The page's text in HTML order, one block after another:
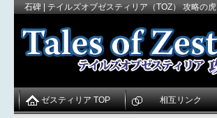
石碑 | テイルズオブゼスティリア（TOZ） 攻略の虎
ゼスティリア TOP 相互リンク